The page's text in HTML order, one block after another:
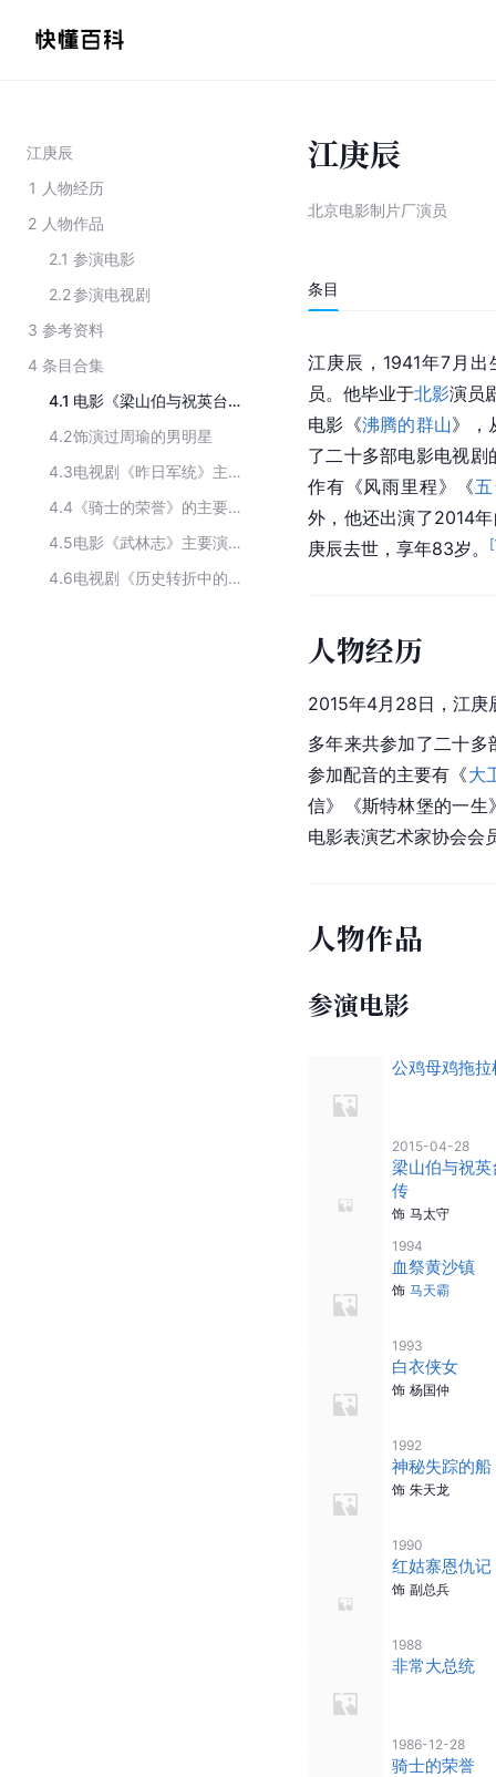
江庚辰
1 人物经历
2 人物作品
2.1 参演电影
2.2参演电视剧
3 参考资料
4 条目合集
4.1
电影《梁山伯与祝英台新传》的主要演职人员
4.2饰演过周瑜的男明星
4.3
电视剧《昨日军统》主要演职员
4.4
《骑士的荣誉》的主要演员
4.5
电影《武林志》主要演员
4.6
电视剧《历史转折中的邓小平》的主要演员
江庚辰
北京电影制片厂演员
条目
江庚辰，1941年7月
员。他毕业于北影演员
电影《沸腾的群山》，
了二十多部电影电视
作有《风雨里程》《
外，他还出演了2014
庚辰去世，享年83岁。
[
人物经历
2015年4月28日，江庚
多年来共参加了二十
参加配音的主要有《大
信》《斯特林堡的一
电影表演艺术家协会会
人物作品
参演电影
公鸡母鸡拖拉
2015-04-28
梁山伯与祝英
传
饰 马太守
1994
血祭黄沙镇
饰 马天霸
1993
白衣侠女
饰 杨国仲
1992
神秘失踪的船
饰 朱天龙
1990
红姑寨恩仇记
饰 副总兵
1988
非常大总统
1986-12-28
骑士的荣誉